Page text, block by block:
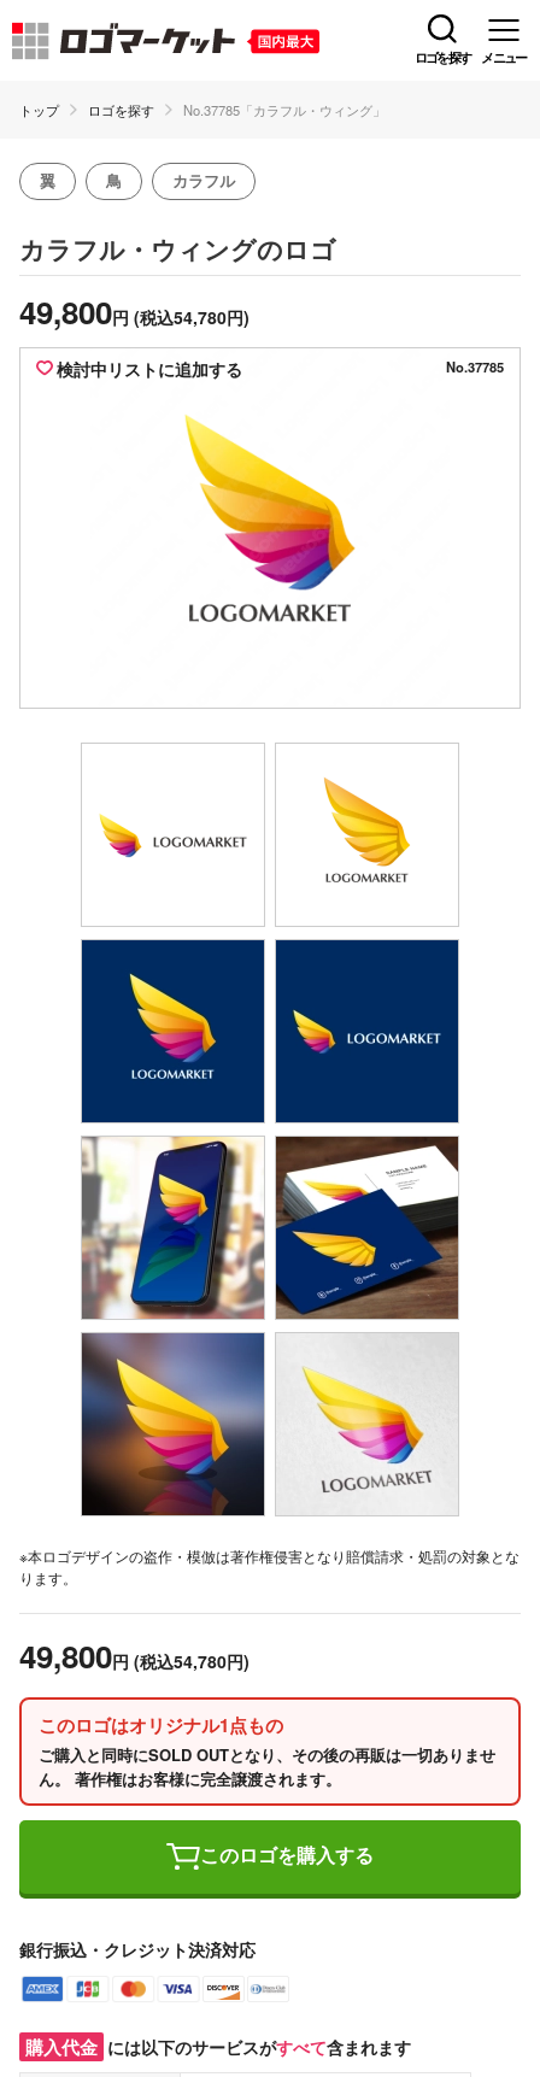
ロゴを探す メニュー
トップ ロゴを探す No.37785「カラフル・ウィング」
翼 鳥 カラフル
カラフル・ウィングのロゴ
49,800円 (税込54,780円)
検討中リストに追加する No.37785
※本ロゴデザインの盗作・模倣は著作権侵害となり賠償請求・処罰の対象とな
ります。
49,800円 (税込54,780円)
このロゴはオリジナル1点もの
ご購入と同時にSOLD OUTとなり、その後の再販は一切ありませ
ん。 著作権はお客様に完全譲渡されます。
このロゴを購入する
銀行振込・クレジット決済対応
購入代金 には以下のサービスがすべて含まれます